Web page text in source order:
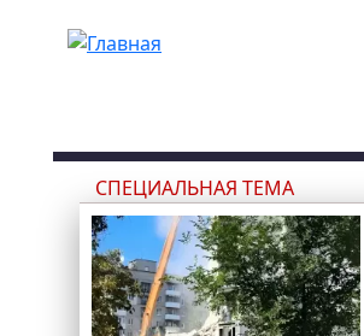
СПЕЦИАЛЬНАЯ ТЕМА